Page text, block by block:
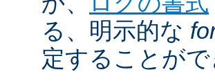
る、明示的な
定することがで